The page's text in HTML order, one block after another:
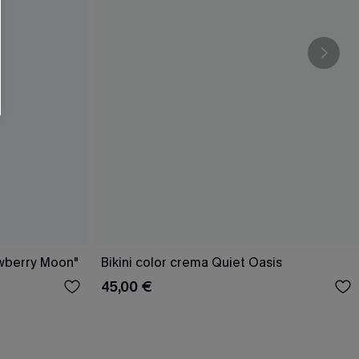
Moon" Bikini color crema Quiet Oasis
45,00 €
i nostri
valutare il livello di coinvolgimento,